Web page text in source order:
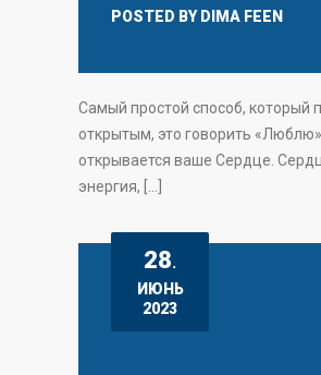
POSTED BY DIMA FEEN
Самый простой способ, который
открытым, это говорить
открывается ваше Сердце.
энергия, […]
28.
ИЮНЬ
2023